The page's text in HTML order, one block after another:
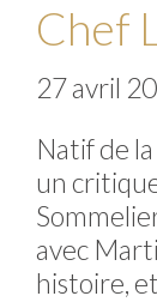
Chef
27 avril
Natif de
un
avec
histoire,